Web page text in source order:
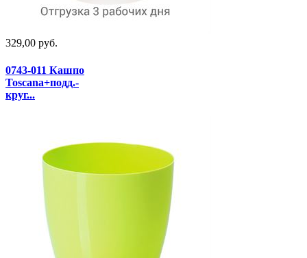
329,00 руб.
0743-011 Кашпо
Toscana+подд.-
круг...